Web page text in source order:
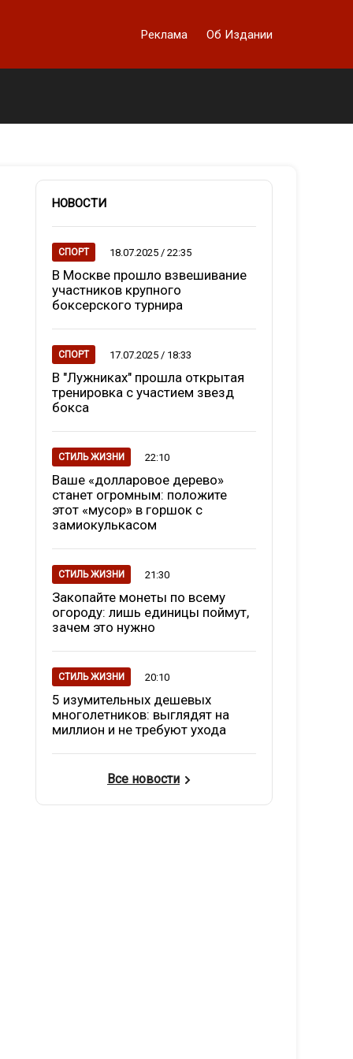
Реклама Об Издании
НОВОСТИ
СПОРТ 18.07.2025 / 22:35
В Москве прошло взвешивание
участников крупного
боксерского турнира
СПОРТ 17.07.2025 / 18:33
В "Лужниках" прошла открытая
тренировка с участием звезд
бокса
СТИЛЬ ЖИЗНИ 22:10
Ваше «долларовое дерево»
станет огромным: положите
этот «мусор» в горшок с
замиокулькасом
СТИЛЬ ЖИЗНИ 21:30
Закопайте монеты по всему
огороду: лишь единицы поймут,
зачем это нужно
СТИЛЬ ЖИЗНИ 20:10
5 изумительных дешевых
многолетников: выглядят на
миллион и не требуют ухода
Все новости